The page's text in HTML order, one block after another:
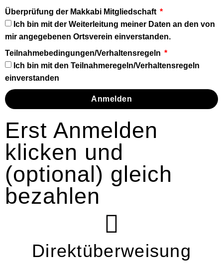
Überprüfung der Makkabi Mitgliedschaft
Ich bin mit der Weiterleitung meiner Daten an den von
mir angegebenen Ortsverein einverstanden.
Teilnahmebedingungen/Verhaltensregeln
Ich bin mit den Teilnahmeregeln/Verhaltensregeln
einverstanden
Anmelden
Erst Anmelden
klicken und
(optional) gleich
bezahlen
Direktüberweisung